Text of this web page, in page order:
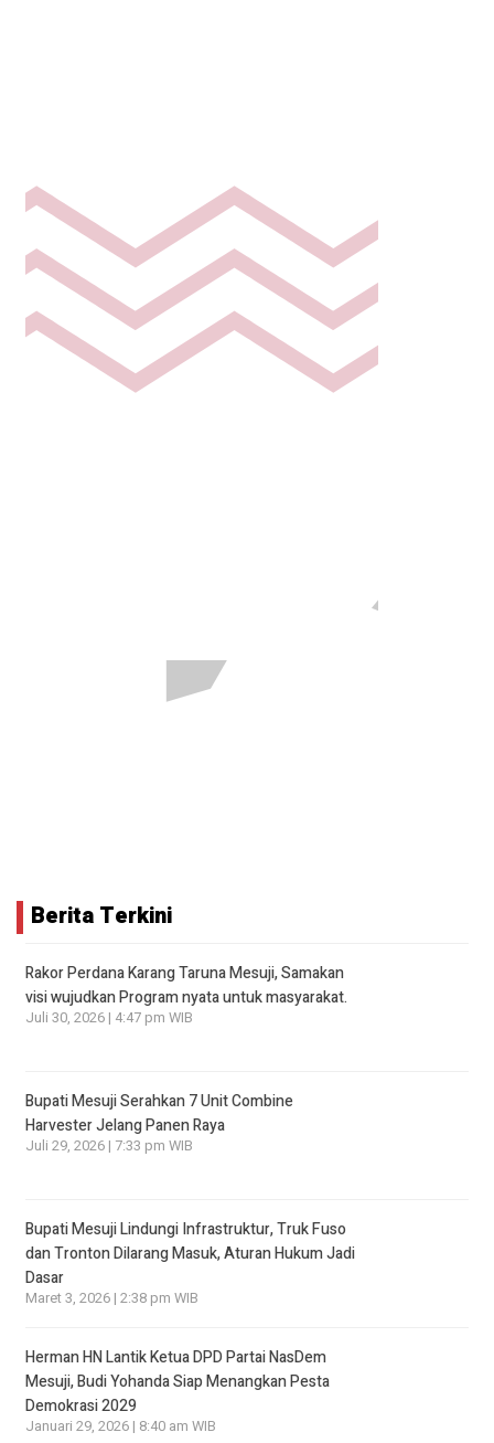
Berita Terkini
Rakor Perdana Karang Taruna Mesuji, Samakan
visi wujudkan Program nyata untuk masyarakat.
Juli 30, 2026 | 4:47 pm WIB
Bupati Mesuji Serahkan 7 Unit Combine
Harvester Jelang Panen Raya
Juli 29, 2026 | 7:33 pm WIB
Bupati Mesuji Lindungi Infrastruktur, Truk Fuso
dan Tronton Dilarang Masuk, Aturan Hukum Jadi
Dasar
Maret 3, 2026 | 2:38 pm WIB
Herman HN Lantik Ketua DPD Partai NasDem
Mesuji, Budi Yohanda Siap Menangkan Pesta
Demokrasi 2029
Januari 29, 2026 | 8:40 am WIB